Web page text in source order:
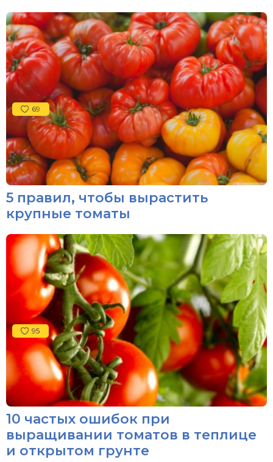
69
5 правил, чтобы вырастить
крупные томаты
95
10 частых ошибок при
выращивании томатов в теплице
и открытом грунте